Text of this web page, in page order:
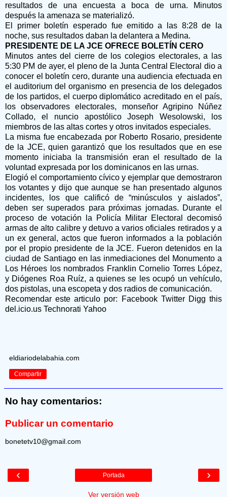
resultados de una encuesta a boca de urna. Minutos
después la amenaza se materializó.
El primer boletín esperado fue emitido a las 8:28 de la
noche, sus resultados daban la delantera a Medina.
PRESIDENTE DE LA JCE OFRECE BOLETÍN CERO
Minutos antes del cierre de los colegios electorales, a las
5:30 PM de ayer, el pleno de la Junta Central Electoral dio a
conocer el boletín cero, durante una audiencia efectuada en
el auditorium del organismo en presencia de los delegados
de los partidos, el cuerpo diplomático acreditado en el país,
los observadores electorales, monseñor Agripino Núñez
Collado, el nuncio apostólico Joseph Wesolowski, los
miembros de las altas cortes y otros invitados especiales.
La misma fue encabezada por Roberto Rosario, presidente
de la JCE, quien garantizó que los resultados que en ese
momento iniciaba la transmisión eran el resultado de la
voluntad expresada por los dominicanos en las urnas.
Elogió el comportamiento cívico y ejemplar que demostraron
los votantes y dijo que aunque se han presentado algunos
incidentes, los que calificó de “minúsculos y aislados”,
deben ser superados para próximas jornadas. Durante el
proceso de votación la Policía Militar Electoral decomisó
armas de alto calibre y detuvo a varios oficiales retirados y a
un ex general, actos que fueron informados a la población
por el propio presidente de la JCE. Fueron detenidos en la
ciudad de Santiago en las inmediaciones del Monumento a
Los Héroes los nombrados Franklin Cornelio Torres López,
y Diógenes Roa Ruíz, a quienes se les ocupó un vehículo,
dos pistolas, una escopeta y dos radios de comunicación.
Recomendar este articulo por: Facebook Twitter Digg this
del.icio.us Technorati Yahoo
eldiariodelabahia.com
Compartir
No hay comentarios:
Publicar un comentario
bonetetv10@gmail.com
‹ ›
Portada
Ver versión web